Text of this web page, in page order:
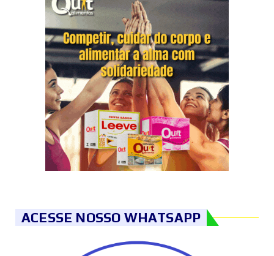
ACESSE NOSSO WHATSAPP